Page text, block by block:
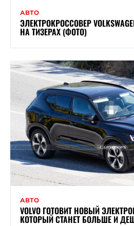
АВТО
ЭЛЕКТРОКРОССОВЕР
НА ТИЗЕРАХ (ФОТО)
АВТО
VOLVO ГОТОВИТ НОВЫЙ
КОТОРЫЙ СТАНЕТ БОЛЬШЕ И